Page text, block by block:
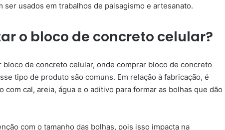
ser usados em trabalhos de paisagismo e artesanato.
o bloco de concreto celular?
bloco de concreto celular, onde comprar bloco de concreto
tipo de produto são comuns. Em relação à fabricação, é
com cal, areia, água e o aditivo para formar as bolhas que dão
com o tamanho das bolhas, pois isso impacta na